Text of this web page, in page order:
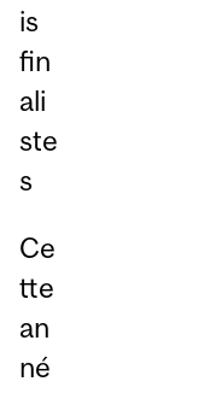
is
fin
ali
ste
s
Ce
tte
an
né